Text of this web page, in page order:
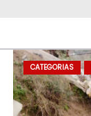
CATEGORIAS